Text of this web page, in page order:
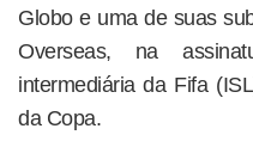
Globo e uma de suas
Overseas, na
intermediária da Fifa
da Copa.